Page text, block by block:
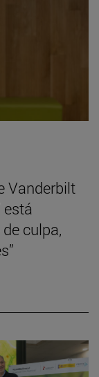
Vanderbilt
está
culpa,